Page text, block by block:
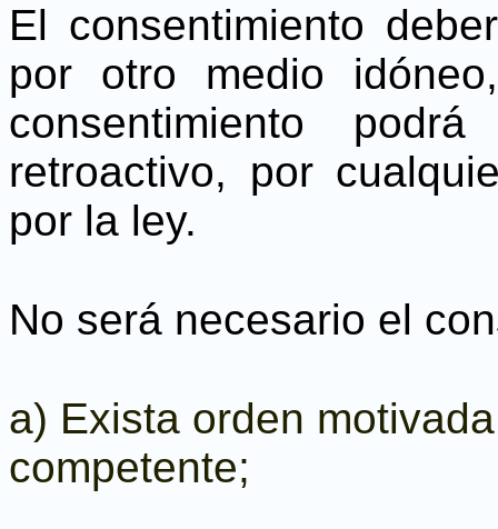
El consentimiento
por otro medio
consentimiento
retroactivo, por
por la ley.
No será necesario el
a) Exista orden
competente;